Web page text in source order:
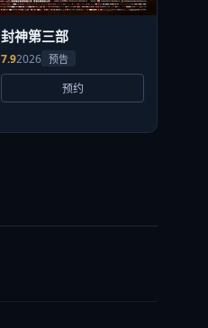
封神第三部
7.92026 预告
预约